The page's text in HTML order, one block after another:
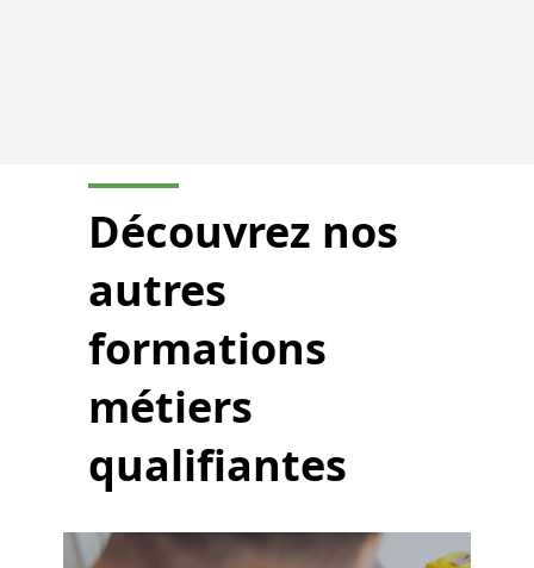
Découvrez nos
autres
formations
métiers
qualifiantes